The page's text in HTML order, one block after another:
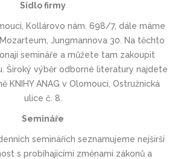
Sídlo firmy
Kollárovo nám. 698/7, dále máme
Jungmannova 30. Na těchto
semináře a můžete tam zakoupit
Široký výběr odborné literatury najdete
KNIHY ANAG v Olomouci, Ostružnická
ulice č. 8.
Semináře
seminářích seznamujeme nejširší
s probíhajícími změnami zákonů a